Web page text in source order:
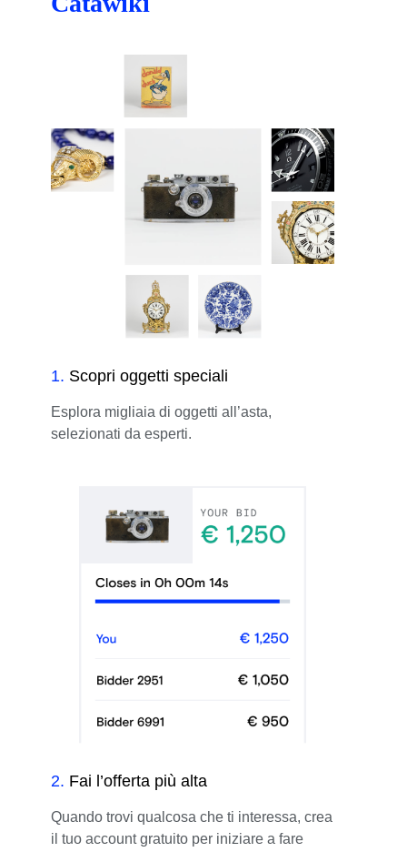
1. Scopri oggetti speciali
Esplora migliaia di oggetti all’asta,
selezionati da esperti.
2. Fai l’offerta più alta
Quando trovi qualcosa che ti interessa, crea
il tuo account gratuito per iniziare a fare